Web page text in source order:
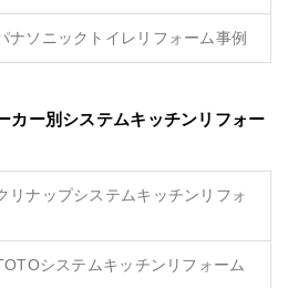
ナソニックトイレリフォーム事例
カー別システムキッチンリフォー
リナップシステムキッチンリフォ
システムキッチンリフォーム